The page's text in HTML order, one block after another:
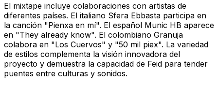
El mixtape incluye colaboraciones con artistas de
diferentes países. El italiano Sfera Ebbasta participa en
la canción "Pienxa en mí". El español Munic HB aparece
en "They already know". El colombiano Granuja
colabora en "Los Cuervos" y "50 mil piex". La variedad
de estilos complementa la visión innovadora del
proyecto y demuestra la capacidad de Feid para tender
puentes entre culturas y sonidos.